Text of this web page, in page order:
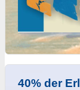
40% der